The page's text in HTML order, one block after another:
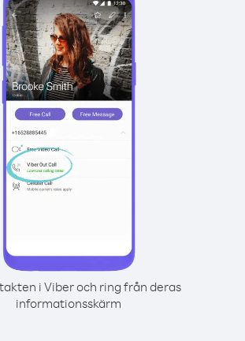
i Viber och ring från deras
informationsskärm